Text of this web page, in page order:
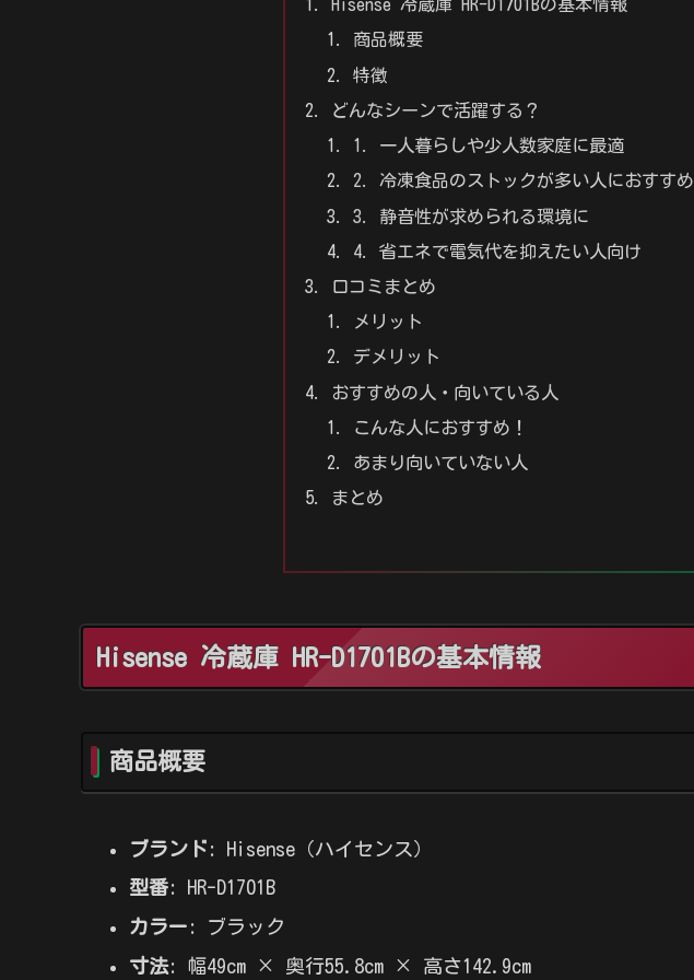
Hisense 冷蔵庫 HR-D1701Bの基本情報
商品概要
特徴
どんなシーンで活躍する？
1. 一人暮らしや少人数家庭に最適
2. 冷凍食品のストックが多い人におすすめ
3. 静音性が求められる環境に
4. 省エネで電気代を抑えたい人向け
口コミまとめ
メリット
デメリット
おすすめの人・向いている人
こんな人におすすめ！
あまり向いていない人
まとめ
Hisense 冷蔵庫 HR-D1701Bの基本情報
商品概要
ブランド : Hisense（ハイセンス）
型番: HR-D1701B
カラー : ブラック
寸法: 幅49cm × 奥行55.8cm × 高さ142.9cm